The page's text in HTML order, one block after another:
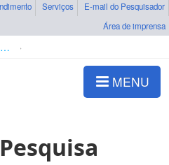
Serviços
E-mail do Pesquisador
Área de imprensa
Bolsas e Auxílios Vigentes
MENU